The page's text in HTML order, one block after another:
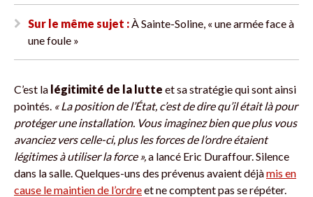
Sur le même sujet :À Sainte-Soline, « une armée face à
une foule »
C’est la légitimité de la lutte et sa stratégie qui sont ainsi
pointés. « La position de l’État, c’est de dire qu’il était là pour
protéger une installation. Vous imaginez bien que plus vous
avanciez vers celle-ci, plus les forces de l’ordre étaient
légitimes à utiliser la force »,a lancé Eric Duraffour. Silence
dans la salle. Quelques-uns des prévenus avaient déjàmis en
cause le maintien de l’ordreet ne comptent pas se répéter.